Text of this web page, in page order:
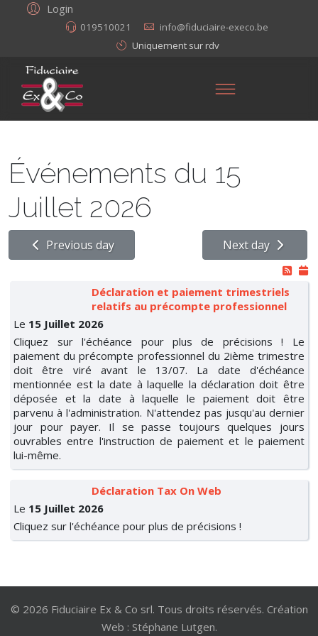
Login
019510021
info@fiduciaire-execo.be
Uniquement sur rdv
Événements du 15
Juillet 2026
Previous day Next day
Déclaration et paiement trimestriels
relatifs au précompte professionnel
Le 15 Juillet 2026
Cliquez sur l'échéance pour plus de précisions ! Le
paiement du précompte professionnel du 2ième trimestre
doit être viré avant le 13/07. La date d'échéance
mentionnée est la date à laquelle la déclaration doit être
déposée et la date à laquelle le paiement doit être
parvenu à l'administration. N'attendez pas jusqu'au dernier
jour pour payer. Il se passe toujours quelques jours
ouvrables entre l'instruction de paiement et le paiement
lui-même.
Déclaration Tax On Web
Le 15 Juillet 2026
Cliquez sur l'échéance pour plus de précisions !
© 2026 Fiduciaire Ex & Co srl. Tous droits réservés. Création
Web : Stéphane Lutgen.